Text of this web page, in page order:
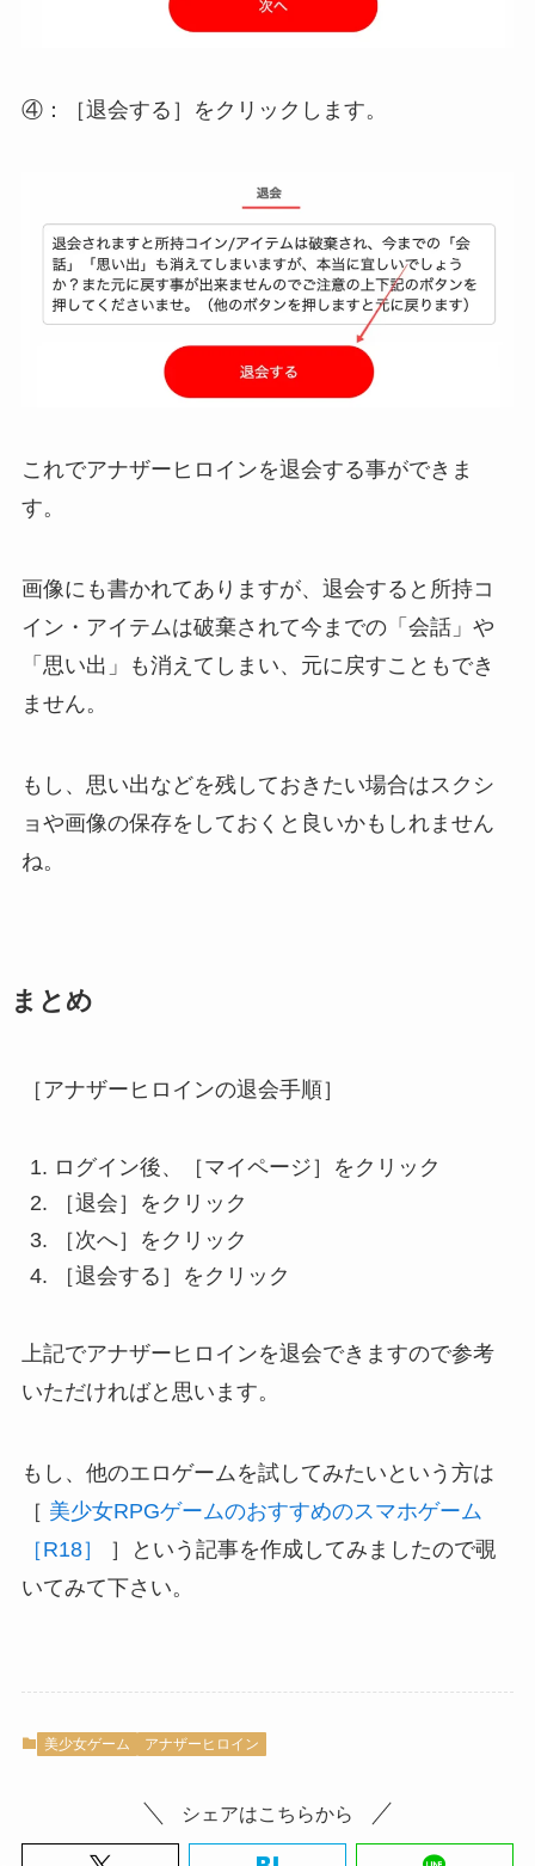
④： ［退会する］ をクリックします。
これでアナザーヒロインを退会する事ができま
す。
画像にも書かれてありますが、退会すると所持コ
イン・アイテムは破棄されて今までの「会話」や
「思い出」も消えてしまい、 元に戻すこともでき
ません。
もし、思い出などを残しておきたい場合はスクシ
ョや画像の保存をしておくと良いかもしれません
ね。
まとめ
［アナザーヒロインの退会手順］
ログイン後、［マイページ］をクリック
［退会］をクリック
［次へ］をクリック
［退会する］をクリック
上記でアナザーヒロインを退会できますので参考
いただければと思います。
もし、他のエロゲームを試してみたいという方は
［ 美少女RPGゲームのおすすめのスマホゲーム
［R18］
］という記事を作成してみましたので覗
いてみて下さい。
美少女ゲーム アナザーヒロイン
シェアはこちらから